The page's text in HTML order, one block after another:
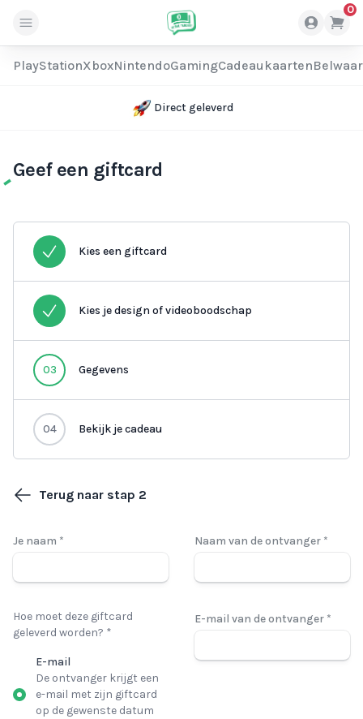
0
PlayStationXboxNintendoGamingCadeaukaarten
Direct geleverd
Geef een giftcard
Kies een giftcard
Kies je design of videoboodschap
03 Gegevens
04 Bekijk je cadeau
Terug naar stap 2
Je naam * Naam van de ontvanger *
Hoe moet deze giftcard
geleverd worden? *
E-mail
De ontvanger krijgt een
e-mail met zijn giftcard
op de gewenste datum
E-mail van de ontvanger *